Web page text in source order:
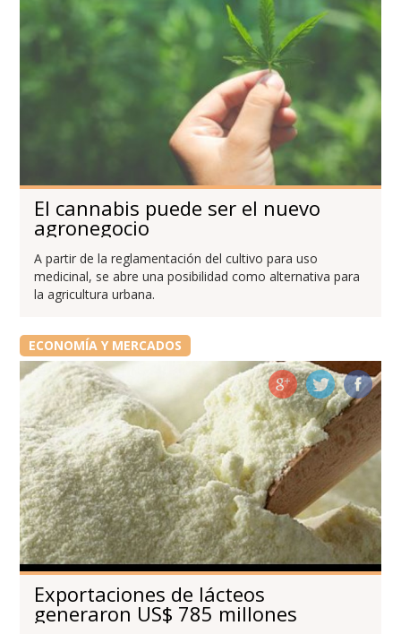
El cannabis puede ser el nuevo
agronegocio
A partir de la reglamentación del cultivo para uso
medicinal, se abre una posibilidad como alternativa para
la agricultura urbana.
ECONOMÍA Y MERCADOS
Exportaciones de lácteos
generaron US$ 785 millones